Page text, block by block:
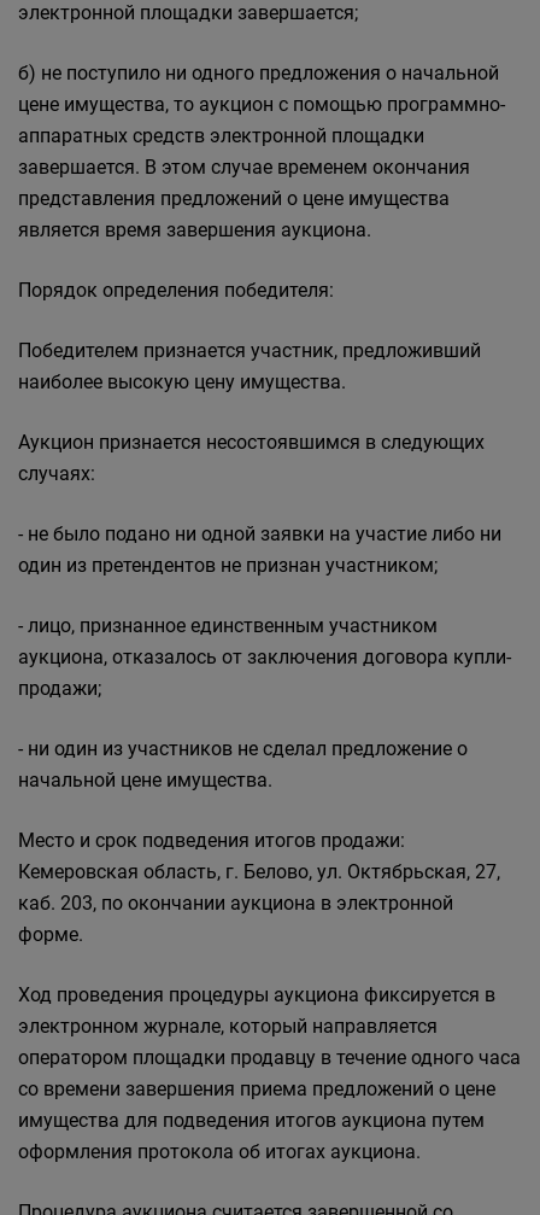
электронной площадки завершается;
б) не поступило ни одного предложения о начальной
цене имущества, то аукцион с помощью программно-
аппаратных средств электронной площадки
завершается. В этом случае временем окончания
представления предложений о цене имущества
является время завершения аукциона.
Порядок определения победителя:
Победителем признается участник, предложивший
наиболее высокую цену имущества.
Аукцион признается несостоявшимся в следующих
случаях:
- не было подано ни одной заявки на участие либо ни
один из претендентов не признан участником;
- лицо, признанное единственным участником
аукциона, отказалось от заключения договора купли-
продажи;
- ни один из участников не сделал предложение о
начальной цене имущества.
Место и срок подведения итогов продажи:
Кемеровская область, г. Белово, ул. Октябрьская, 27,
каб. 203, по окончании аукциона в электронной
форме.
Ход проведения процедуры аукциона фиксируется в
электронном журнале, который направляется
оператором площадки продавцу в течение одного часа
со времени завершения приема предложений о цене
имущества для подведения итогов аукциона путем
оформления протокола об итогах аукциона.